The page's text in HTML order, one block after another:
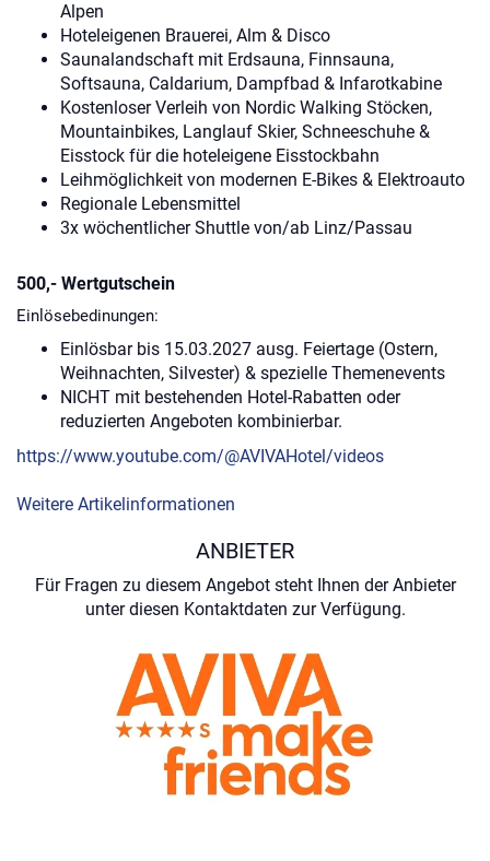
Alpen
Hoteleigenen Brauerei, Alm & Disco
Saunalandschaft mit Erdsauna, Finnsauna,
Softsauna, Caldarium, Dampfbad & Infarotkabine
Kostenloser Verleih von Nordic Walking Stöcken,
Mountainbikes, Langlauf Skier, Schneeschuhe &
Eisstock für die hoteleigene Eisstockbahn
Leihmöglichkeit von modernen E-Bikes & Elektroauto
Regionale Lebensmittel
3x wöchentlicher Shuttle von/ab Linz/Passau
500,- Wertgutschein
Einlösebedinungen:
Einlösbar bis 15.03.2027 ausg. Feiertage (Ostern,
Weihnachten, Silvester) & spezielle Themenevents
NICHT mit bestehenden Hotel-Rabatten oder
reduzierten Angeboten kombinierbar.
https://www.youtube.com/@AVIVAHotel/videos
Weitere Artikelinformationen
ANBIETER
Für Fragen zu diesem Angebot steht Ihnen der Anbieter
unter diesen Kontaktdaten zur Verfügung.